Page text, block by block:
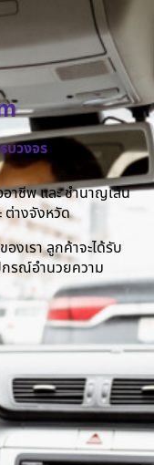
บวงจร
าชีพ และ ชำนาญเส้น
างจังหวัด
งเรา ลูกค้าจะได้รับ
กรณ์อำนวยความ